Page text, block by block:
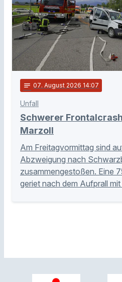
notes 07. August 2026 14:07
Unfall
Schwerer
Marzoll
Am Freitagvormittag sind
Abzweigung nach
zusammengestoßen. Eine
geriet nach dem Aufprall